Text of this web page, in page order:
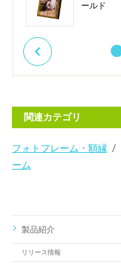
ールド
関連カテゴリ
フォトフレーム・額縁
ーム
製品紹介
リリース情報